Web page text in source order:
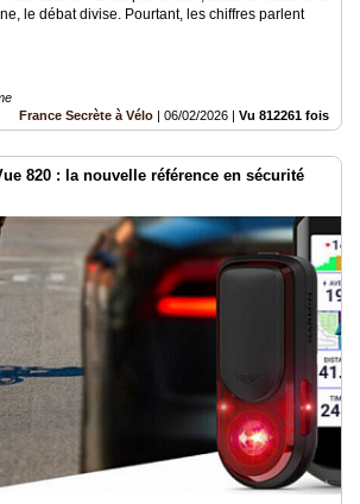
le débat divise. Pourtant, les chiffres parlent
France Secrète à Vélo | 06/02/2026 | Vu 812261 fois
820 : la nouvelle référence en sécurité